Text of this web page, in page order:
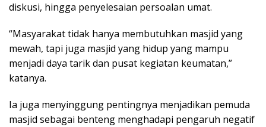
diskusi, hingga penyelesaian persoalan umat.
“Masyarakat tidak hanya membutuhkan masjid yang
mewah, tapi juga masjid yang hidup yang mampu
menjadi daya tarik dan pusat kegiatan keumatan,”
katanya.
Ia juga menyinggung pentingnya menjadikan pemuda
masjid sebagai benteng menghadapi pengaruh negatif